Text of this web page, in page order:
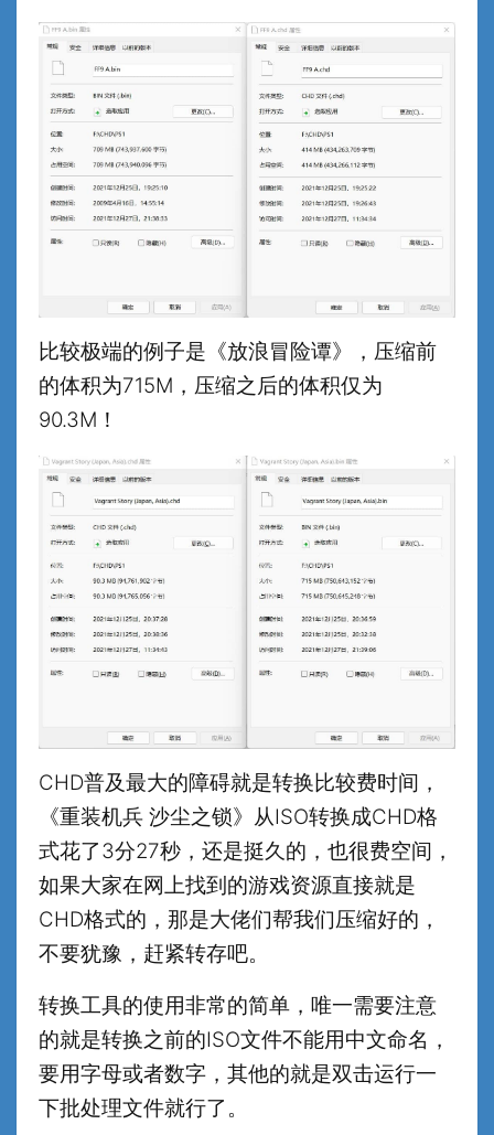
比较极端的例子是《放浪冒险谭》，压缩前
的体积为715M，压缩之后的体积仅为
90.3M！
CHD普及最大的障碍就是转换比较费时间，
《重装机兵 沙尘之锁》从ISO转换成CHD格
式花了3分27秒，还是挺久的，也很费空间，
如果大家在网上找到的游戏资源直接就是
CHD格式的，那是大佬们帮我们压缩好的，
不要犹豫，赶紧转存吧。
转换工具的使用非常的简单，唯一需要注意
的就是转换之前的ISO文件不能用中文命名，
要用字母或者数字，其他的就是双击运行一
下批处理文件就行了。